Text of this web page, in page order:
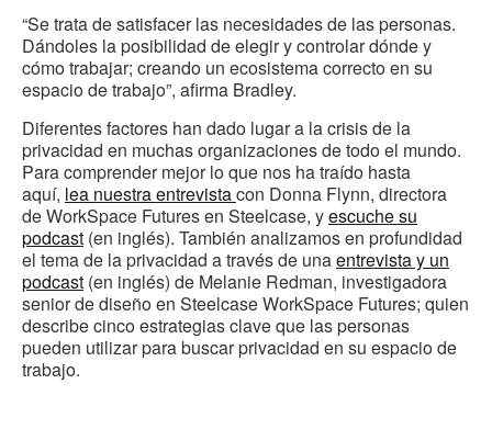
“Se trata de satisfacer las necesidades de las personas.
Dándoles la posibilidad de elegir y controlar dónde y
cómo trabajar; creando un ecosistema correcto en su
espacio de trabajo”, afirma Bradley.
Diferentes factores han dado lugar a la crisis de la
privacidad en muchas organizaciones de todo el mundo.
Para comprender mejor lo que nos ha traído hasta
aquí, lea nuestra entrevistacon Donna Flynn, directora
de WorkSpace Futures en Steelcase, yescuche su
podcast (en inglés). También analizamos en profundidad
el tema de la privacidad a través de unaentrevista y un
podcast (en inglés) de Melanie Redman, investigadora
senior de diseño en Steelcase WorkSpace Futures; quien
describe cinco estrategias clave que las personas
pueden utilizar para buscar privacidad en su espacio de
trabajo.